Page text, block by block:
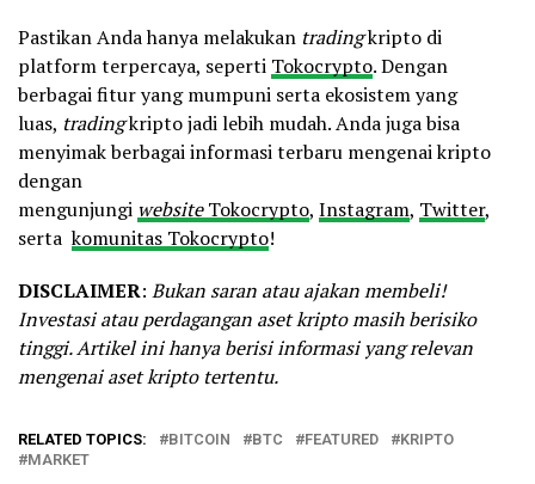
Pastikan Anda hanya melakukan tradingkripto di
platform terpercaya, seperti Tokocrypto. Dengan
berbagai fitur yang mumpuni serta ekosistem yang
luas, tradingkripto jadi lebih mudah. Anda juga bisa
menyimak berbagai informasi terbaru mengenai kripto
dengan
mengunjungi websiteTokocrypto, Instagram, Twitter,
sertakomunitas Tokocrypto!
DISCLAIMER: Bukan saran atau ajakan membeli!
Investasi atau perdagangan aset kripto masih berisiko
tinggi. Artikel ini hanya berisi informasi yang relevan
mengenai aset kripto tertentu.
RELATED TOPICS: BITCOIN BTC FEATURED
KRIPTO
MARKET